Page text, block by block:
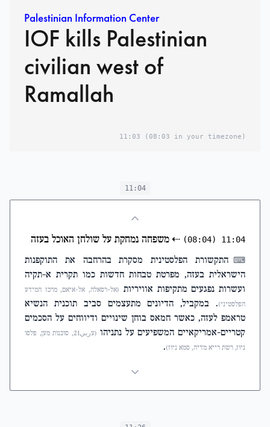
Palestinian Information Center
IOF kills Palestinian
civilian west of
Ramallah
11:03 (08:03 in your timezone)
11:04
11:04
(08:04)
⇠משפחה נמחקת על שולחן האוכל בעזה
⌨ התקשורת הפלסטינית מסקרת בהרחבה את התוקפנות
הישראלית בעזה, מפרטת טבחות חדשות כמו תקרית א-תקיה
ועשרות נפגעים מתקיפות אוויריות (אל-רסאלה, אל-איאם, מרכז המידע
הפלסטיני). במקביל, הדיונים מתעצמים סביב תוכנית הנשיא
טראמפ לעזה, כאשר חמאס בוחן שינויים ודיווחים על הסכמים
קטריים-אמריקאיים המשפיעים על נתניהו
(עربي21, סוכנות מען, פלסו
ניוז, רשת רייא מדיה, סמא ניוז).